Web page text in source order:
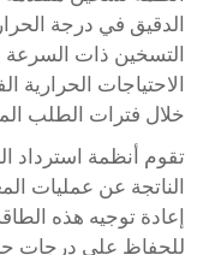
الدقيق في درجة
التسخين ذات السرعة
الاحتياجات الحرارية
خلال فترات الطلب
تقوم أنظمة استرداد
الناتجة عن عمليات
إعادة توجيه هذه
للحفاظ على درجات